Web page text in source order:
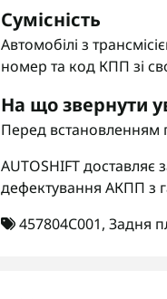
Сумісність
Автомобілі з
номер та код КПП зі
На що звернути
Перед встановленням
AUTOSHIFT доставляє
дефектування АКПП з
457804C001, Задня